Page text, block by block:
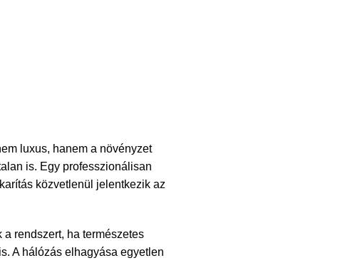
luxus, hanem a növényzet
is. Egy professzionálisan
közvetlenül jelentkezik az
rendszert, ha természetes
A hálózás elhagyása egyetlen